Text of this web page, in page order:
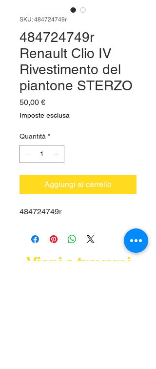
SKU: 484724749r
484724749r
Renault Clio IV
Rivestimento del
piantone STERZO
50,00 €Prezzo
Imposte esclusa
Quantità *
Aggiungi al carrello
484724749r
Vieni a trovarci